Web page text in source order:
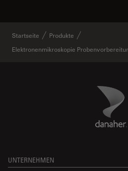
Startseite
Produkte
Elektronenmikroskopie
Danaher
UNTERNEHMEN